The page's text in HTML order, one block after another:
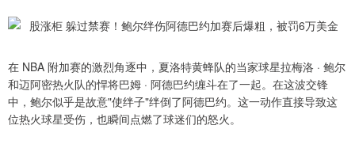
在 NBA 附加赛的激烈角逐中，夏洛特黄蜂队的当家球星拉梅洛 · 鲍尔
和迈阿密热火队的悍将巴姆 · 阿德巴约缠斗在了一起。在这波交锋
中，鲍尔似乎是故意"使绊子"绊倒了阿德巴约。这一动作直接导致这
位热火球星受伤，也瞬间点燃了球迷们的怒火。